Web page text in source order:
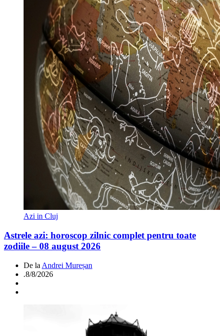
Azi in Cluj
Astrele azi: horoscop zilnic complet pentru toate
zodiile – 08 august 2026
De la Andrei Mureșan
.8/8/2026